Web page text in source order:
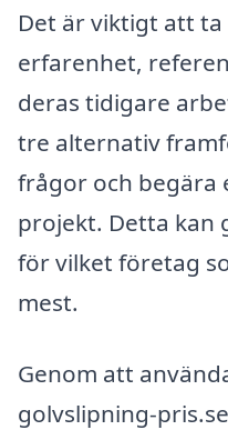
Det är viktigt att
erfarenhet,
deras tidigare
tre alternativ
frågor och begära
projekt. Detta kan
för vilket företag
mest.
Genom att
golvslipning-